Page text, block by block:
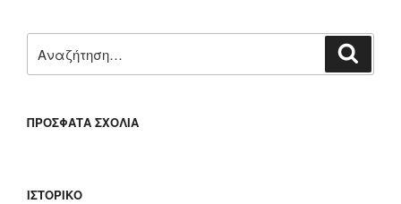
για:
ΠΡΌΣΦΑΤΑ ΣΧΌΛΙΑ
ΙΣΤΟΡΙΚΌ